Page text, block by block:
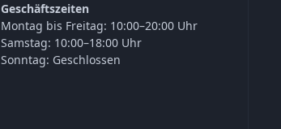
Geschäftszeiten
Montag bis Freitag: 10:00–20:00 Uhr
Samstag: 10:00–18:00 Uhr
Sonntag: Geschlossen